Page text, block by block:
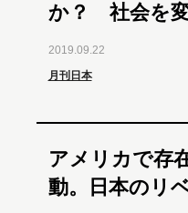
か？ 社会を
2019.09.22
月刊日本
アメリカで存
動。日本のリ